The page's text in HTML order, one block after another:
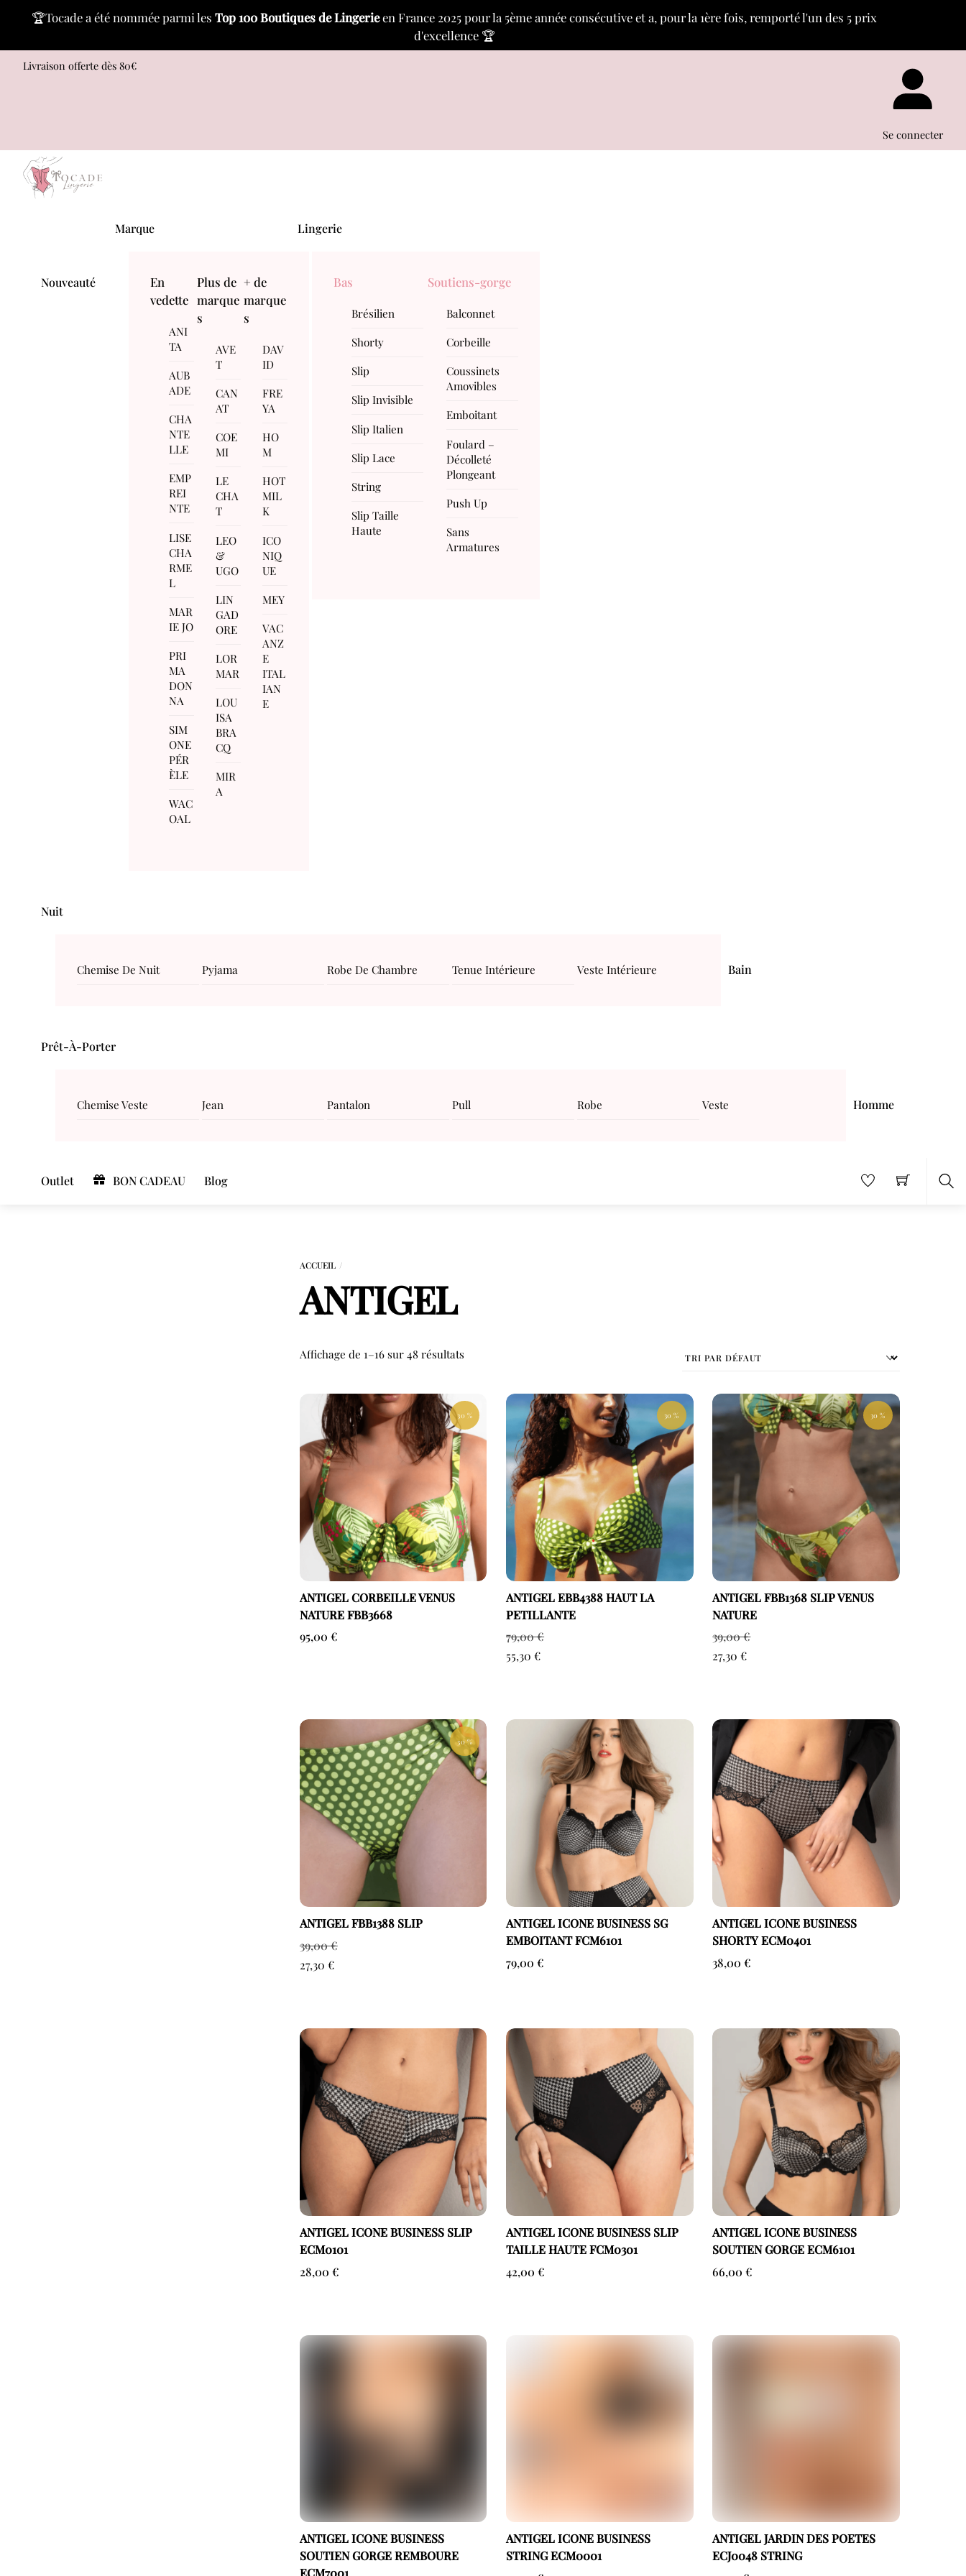
🏆Tocade a été nommée parmi les Top 100 Boutiques de Lingerieen France 2025 pour la 5ème année consécutive et a, pour la 1ère fois, remporté l'un des 5 prix
d'excellence 🏆
Livraison offerte dès 80€
Se connecter
Menu
Nouveauté
Marque
En
vedette
ANI
TA
AUB
ADE
CHA
NTE
LLE
EMP
REI
NTE
LISE
CHA
RME
L
MAR
IE JO
PRI
MA
DON
NA
SIM
ONE
PÉR
ÈLE
WAC
OAL
Plus de
marque
s
AVE
T
CAN
AT
COE
MI
LE
CHA
T
LEO
&
UGO
LIN
GAD
ORE
LOR
MAR
LOU
ISA
BRA
CQ
MIR
A
+ de
marque
s
DAV
ID
FRE
YA
HO
M
HOT
MIL
K
ICO
NIQ
UE
MEY
VAC
ANZ
E
ITAL
IAN
E
Lingerie
Bas
Brésilien
Shorty
Slip
Slip Invisible
Slip Italien
Slip Lace
String
Slip Taille
Haute
Soutiens-gorge
Balconnet
Corbeille
Coussinets
Amovibles
Emboitant
Foulard –
Décolleté
Plongeant
Push Up
Sans
Armatures
Nuit
Chemise De Nuit Pyjama Robe De Chambre Tenue Intérieure Veste Intérieure Bain
Prêt-À-Porter
Chemise Veste Jean Pantalon Pull Robe Veste Homme
Outlet BON CADEAU Blog
ACCUEIL
ANTIGEL
Affichage de 1–16 sur 48 résultats
30 %
ANTIGEL CORBEILLE VENUS
NATURE FBB3668
95,00 €
30 %
ANTIGEL EBB4388 HAUT LA
PETILLANTE
79,00€
55,30€
30 %
ANTIGEL FBB1368 SLIP VENUS
NATURE
39,00€
27,30€
30 %
ANTIGEL FBB1388 SLIP
39,00€
27,30 €
ANTIGEL ICONE BUSINESS SG
EMBOITANT FCM6101
79,00€
ANTIGEL ICONE BUSINESS
SHORTY ECM0401
38,00€
ANTIGEL ICONE BUSINESS SLIP
ECM0101
28,00 €
ANTIGEL ICONE BUSINESS SLIP
TAILLE HAUTE FCM0301
42,00€
ANTIGEL ICONE BUSINESS
SOUTIEN GORGE ECM6101
66,00€
ANTIGEL ICONE BUSINESS
SOUTIEN GORGE REMBOURE
ANTIGEL ICONE BUSINESS
STRING ECM0001
ANTIGEL JARDIN DES POETES
ECJ0048 STRING